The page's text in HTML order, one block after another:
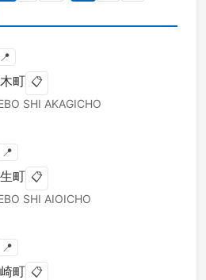
📍
町 📋
SHI AKAGICHO
📍
町 📋
SHI AIOICHO
📍
町 📋